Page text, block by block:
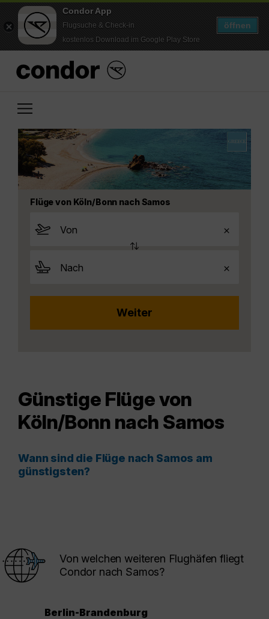
Condor App
Flugsuche & Check-in
kostenlos Download im Google Play Store
öffnen
Flüge von Köln/Bonn nach Samos
Günstige Flüge von
Köln/Bonn nach Samos
Wann sind die Flüge nach Samos am
günstigsten?
Von welchen weiteren Flughäfen fliegt
Condor nach Samos?
Berlin-Brandenburg